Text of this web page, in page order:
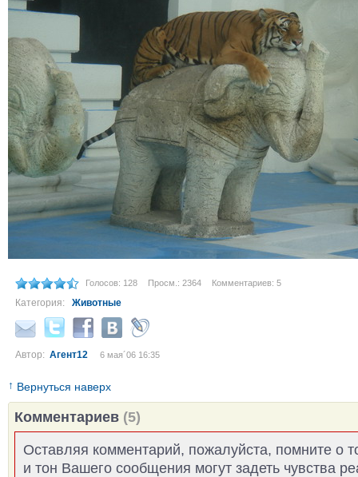
Голосов: 128 Просм.: 2364 Комментариев: 5
Категория: Животные
Автор: Агент12 6 мая´06 16:35
↑ Вернуться наверх
Комментариев (5)
Оставляя комментарий, пожалуйста, помните о
и тон Вашего сообщения могут задеть чувства